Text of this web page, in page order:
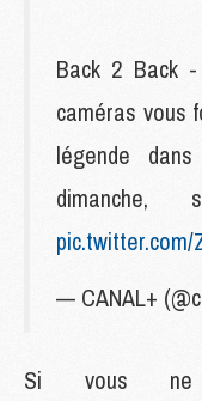
Back 2 Back
caméras vous
légende
dimanche,
pic.twitter.com/
— CANAL+
Si vous